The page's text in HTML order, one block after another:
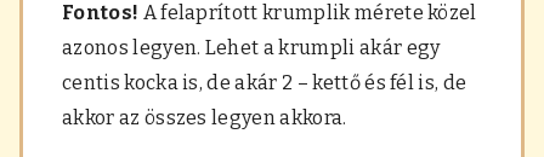
Fontos! A felaprított krumplik mérete közel
azonos legyen. Lehet a krumpli akár egy
centis kocka is, de akár 2 – kettő és fél is, de
akkor az összes legyen akkora.